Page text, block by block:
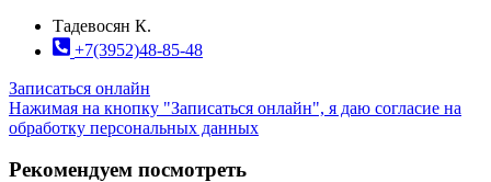
Тадевосян К.
+7(3952)48-85-48
Записаться онлайн
Нажимая на кнопку "Записаться онлайн", я даю согласие на
обработку персональных данных
Рекомендуем посмотреть